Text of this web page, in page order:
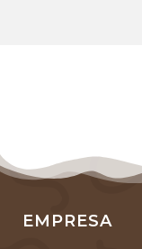
EMPRESA